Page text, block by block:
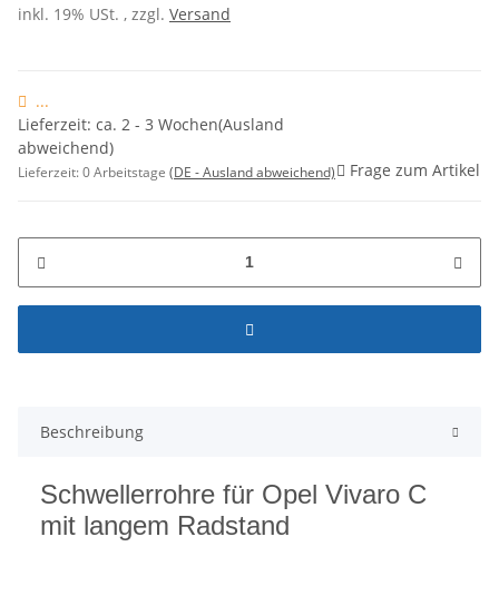
inkl. 19% USt. , zzgl. Versand
...
Lieferzeit: ca. 2 - 3 Wochen(Ausland
abweichend)
Lieferzeit:0 Arbeitstage (DE - Ausland abweichend) Frage zum Artikel
Beschreibung
Schwellerrohre für Opel Vivaro C
mit langem Radstand